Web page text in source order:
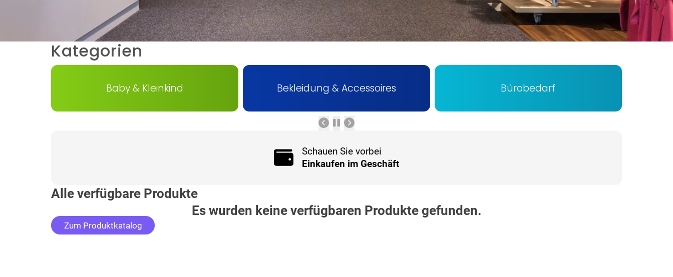
Kategorien
Zeige Karte 1 bis 1 von 21
Baby & Kleinkind Bekleidung & Accessoires Bürobedarf
Schauen Sie vorbei
Einkaufen im Geschäft
Alle verfügbare Produkte
Es wurden keine verfügbaren Produkte gefunden.
Zum Produktkatalog